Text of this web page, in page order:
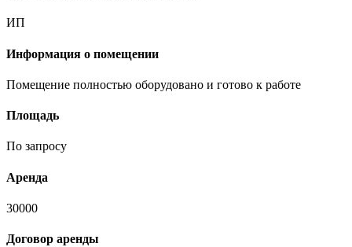
ИП
Информация о помещении
Помещение полностью оборудовано и готово к работе
Площадь
По запросу
Аренда
30000
Договор аренды